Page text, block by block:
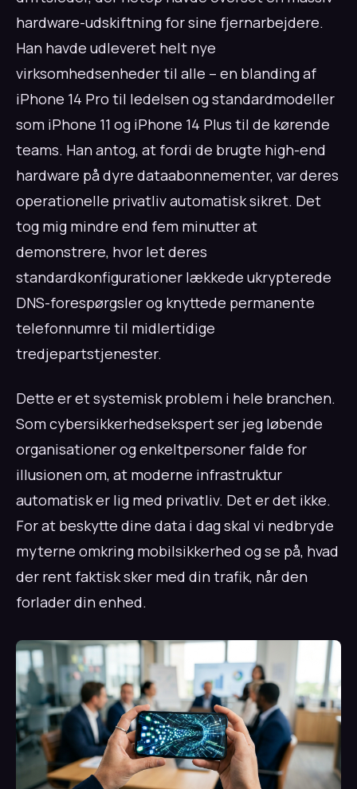
hardware-udskiftning for sine fjernarbejdere.
Han havde udleveret helt nye
virksomhedsenheder til alle – en blanding af
iPhone 14 Pro til ledelsen og standardmodeller
som iPhone 11 og iPhone 14 Plus til de kørende
teams. Han antog, at fordi de brugte high-end
hardware på dyre dataabonnementer, var deres
operationelle privatliv automatisk sikret. Det
tog mig mindre end fem minutter at
demonstrere, hvor let deres
standardkonfigurationer lækkede ukrypterede
DNS-forespørgsler og knyttede permanente
telefonnumre til midlertidige
tredjepartstjenester.
Dette er et systemisk problem i hele branchen.
Som cybersikkerhedsekspert ser jeg løbende
organisationer og enkeltpersoner falde for
illusionen om, at moderne infrastruktur
automatisk er lig med privatliv. Det er det ikke.
For at beskytte dine data i dag skal vi nedbryde
myterne omkring mobilsikkerhed og se på, hvad
der rent faktisk sker med din trafik, når den
forlader din enhed.